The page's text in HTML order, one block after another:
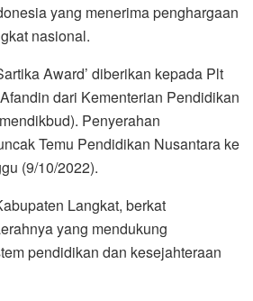
yang menerima penghargaan
nasional.
Award’ diberikan kepada Plt
dari Kementerian Pendidikan
Penyerahan
Temu Pendidikan Nusantara ke
(9/10/2022).
Langkat, berkat
yang mendukung
pendidikan dan kesejahteraan